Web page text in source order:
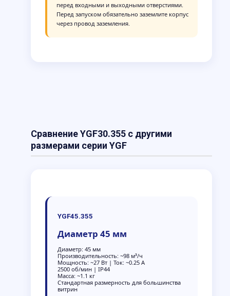
перед входными и выходными отверстиями.
Перед запуском обязательно заземлите корпус
через провод заземления.
Сравнение YGF30.355 с другими
размерами серии YGF
YGF45.355
Диаметр 45 мм
Диаметр: 45 мм
Производительность: ~98 м³/ч
Мощность: ~27 Вт | Ток: ~0.25 А
2500 об/мин | IP44
Масса: ~1.1 кг
Стандартная размерность для большинства
витрин